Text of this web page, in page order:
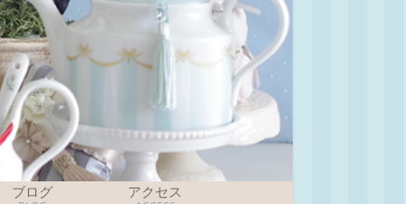
ブログ
アクセス